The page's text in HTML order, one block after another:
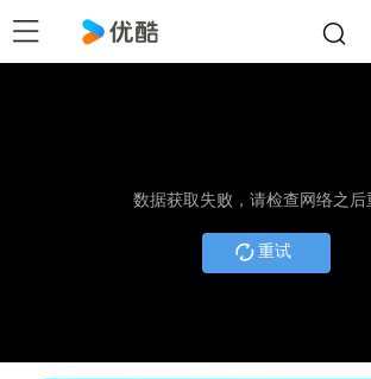
数据获取失败，请检查网络之后
重试